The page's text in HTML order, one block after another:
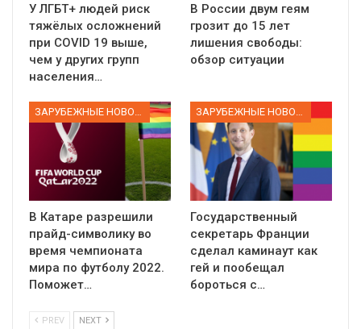
У ЛГБТ+ людей риск
тяжёлых осложнений
при COVID 19 выше,
чем у других групп
населения…
В России двум геям
грозит до 15 лет
лишения свободы:
обзор ситуации
В Катаре разрешили
прайд-символику во
время чемпионата
мира по футболу 2022.
Поможет…
Государственный
секретарь Франции
сделал каминаут как
гей и пообещал
бороться с…
PREV NEXT